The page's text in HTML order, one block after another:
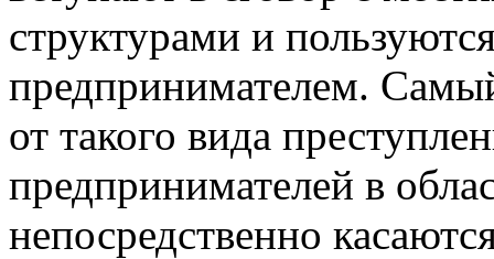
структурами и
предпринимателем.
от такого вида
предпринимателей в
непосредственно